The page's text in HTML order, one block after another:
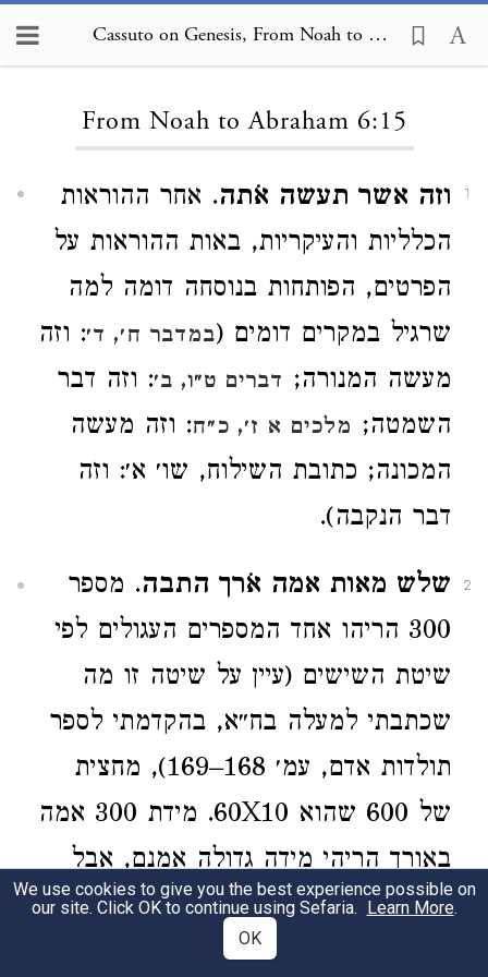
Cassuto on Genesis, From Noah to Abraham 6:15
From Noah to Abraham 6:15
1 וזה אשר תעשה אֹתה. אחר ההוראות
הכלליות והעיקריות, באות ההוראות על
הפרטים, הפותחות בנוסחה דומה למה
שרגיל במקרים דומים (במדבר ח׳, ד׳: וזה
מעשה המנורה; דברים ט״ו, ב׳: וזה דבר
השמטה; מלכים א ז׳, כ״ח: וזה מעשה
המכונה; כתובת השילוח, שו׳ א׳: וזה
דבר הנקבה).
2 שלש מאות אמה אֹרך התבה. מספר
300 הריהו אחד המספרים העגולים לפי
שיטת השישים (עיין על שיטה זו מה
שכתבתי למעלה בח״א, בהקדמתי לספר
תולדות אדם, עמ׳ 168–169), מחצית
של 600 שהוא 60X10. מידת 300 אמה
באורך הריהי מידה גדולה אמנם, אבל
בכל זאת לא גדולה הרבה אם נשווה
אותה למידות המופרזות של הספינה
We use cookies to give you the best experience possible on
our site. Click OK to continue using Sefaria. Learn More.
OK